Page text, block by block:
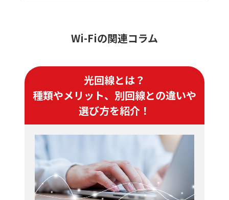
Wi-Fiの関連コラム
光回線とは？
種類やメリット、別回線との違いや
選び方を紹介！